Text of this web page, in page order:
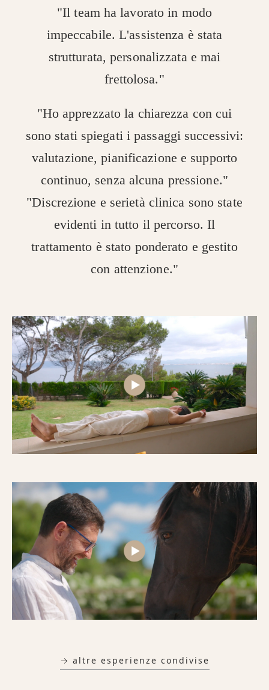
"Il team ha lavorato in modo
impeccabile. L'assistenza è stata
strutturata, personalizzata e mai
frettolosa."
"Ho apprezzato la chiarezza con cui
sono stati spiegati i passaggi successivi:
valutazione, pianificazione e supporto
continuo, senza alcuna pressione."
"Discrezione e serietà clinica sono state
evidenti in tutto il percorso. Il
trattamento è stato ponderato e gestito
con attenzione."
→ altre esperienze condivise